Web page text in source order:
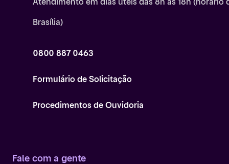
Atendimento em dias úteis das 8h às 18h (horário
Brasília)
0800 887 0463
Formulário de Solicitação
Procedimentos de Ouvidoria
Fale com a gente